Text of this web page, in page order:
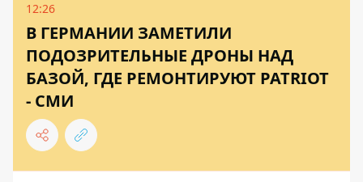
12:26
В ГЕРМАНИИ ЗАМЕТИЛИ
ПОДОЗРИТЕЛЬНЫЕ ДРОНЫ НАД
БАЗОЙ, ГДЕ РЕМОНТИРУЮТ PATRIOT
- СМИ